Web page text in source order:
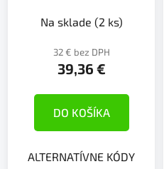
Na sklade (2 ks)
32 € bez DPH
39,36 €
DO KOŠÍKA
ALTERNATÍVNE KÓDY